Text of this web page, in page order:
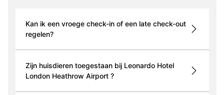
Kan ik een vroege check-in of een late check-out
regelen?
Zijn huisdieren toegestaan bij Leonardo Hotel
London Heathrow Airport ?